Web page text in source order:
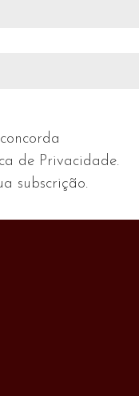
de Privacidade.
subscrição.